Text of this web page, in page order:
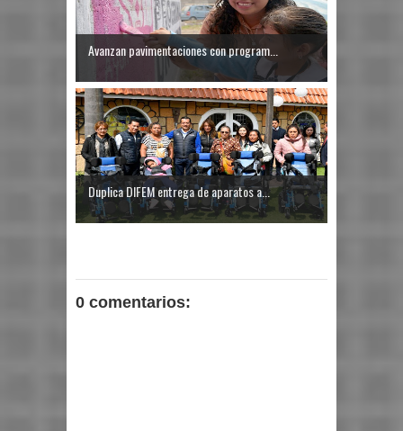
Avanzan pavimentaciones con program...
Duplica DIFEM entrega de aparatos a...
0 comentarios: